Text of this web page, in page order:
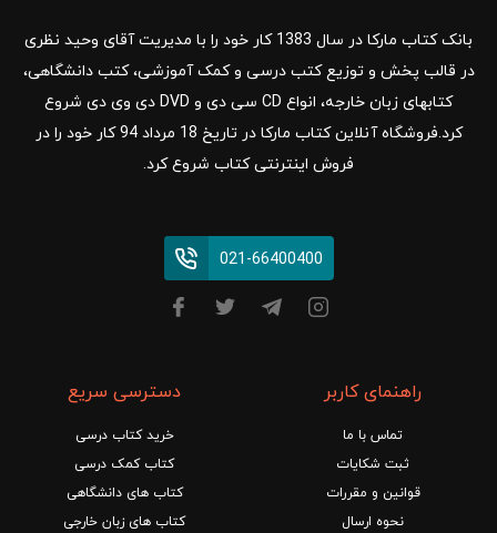
بانک کتاب مارکا در سال 1383 کار خود را با مدیریت آقای وحید نظری
در قالب پخش و توزیع کتب درسی و کمک آموزشی، کتب دانشگاهی،
کتابهای زبان خارجه، انواع CD سی دی و DVD دی وی دی شروع
کرد.فروشگاه آنلاین کتاب مارکا در تاریخ 18 مرداد 94 کار خود را در
فروش اینترنتی کتاب شروع کرد.
021-66400400
راهنمای کاربر
تماس با ما
ثبت شکایات
قوانین و مقررات
نحوه ارسال
دسترسی سریع
خرید کتاب درسی
کتاب کمک درسی
کتاب های دانشگاهی
کتاب های زبان خارجی